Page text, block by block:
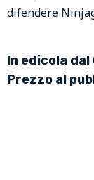
difendere
In edicola
Prezzo al